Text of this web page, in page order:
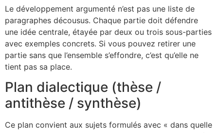
Le développement argumenté n’est pas une liste de
paragraphes décousus. Chaque partie doit défendre
une idée centrale, étayée par deux ou trois sous-parties
avec exemples concrets. Si vous pouvez retirer une
partie sans que l’ensemble s’effondre, c’est qu’elle ne
tient pas sa place.
Plan dialectique (thèse /
antithèse / synthèse)
Ce plan convient aux sujets formulés avec « dans quelle